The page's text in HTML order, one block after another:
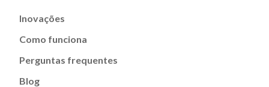
Inovações
Como funciona
Perguntas frequentes
Blog